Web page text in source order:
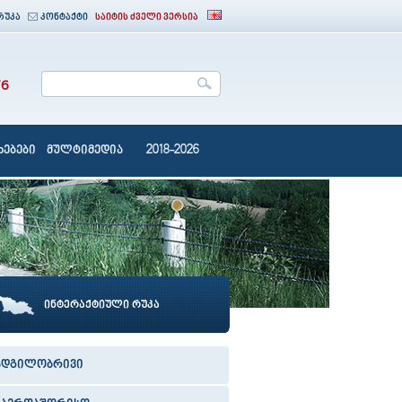
კონტაქტი საიტის ძველი ვერსია
მულტიმედია 2018-2026
ინტერაქტიული რუკა